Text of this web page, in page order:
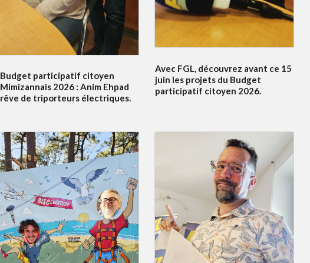
Budget participatif citoyen
Mimizannais 2026 : Anim Ehpad
rêve de triporteurs électriques.
Avec FGL, découvrez avant ce 15
juin les projets du Budget
participatif citoyen 2026.